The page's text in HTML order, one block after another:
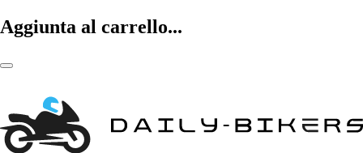
Aggiunta al carrello...